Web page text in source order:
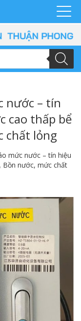
nước – tín
cao thấp bể
chất lỏng
mức nước – tín hiệu
Bồn nước, mức chất